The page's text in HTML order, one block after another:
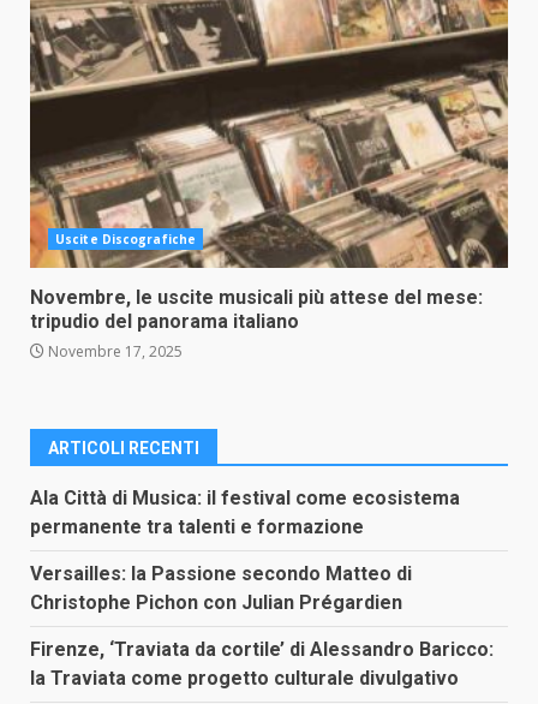
Uscite Discografiche
Novembre, le uscite musicali più attese del mese:
tripudio del panorama italiano
Novembre 17, 2025
ARTICOLI RECENTI
Ala Città di Musica: il festival come ecosistema
permanente tra talenti e formazione
Versailles: la Passione secondo Matteo di
Christophe Pichon con Julian Prégardien
Firenze, ‘Traviata da cortile’ di Alessandro Baricco:
la Traviata come progetto culturale divulgativo